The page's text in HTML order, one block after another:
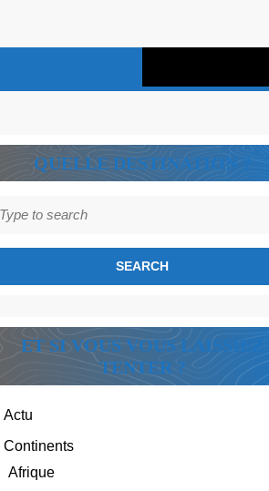
QUELLE DESTINATION ?
ET SI VOUS VOUS LAISSIEZ
TENTER ?
Actu
Continents
Afrique